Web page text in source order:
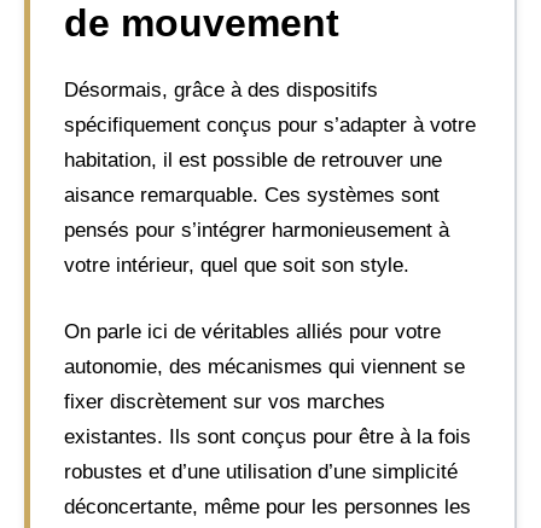
de mouvement
Désormais, grâce à des dispositifs
spécifiquement conçus pour s’adapter à votre
habitation, il est possible de retrouver une
aisance remarquable. Ces systèmes sont
pensés pour s’intégrer harmonieusement à
votre intérieur, quel que soit son style.
On parle ici de véritables alliés pour votre
autonomie, des mécanismes qui viennent se
fixer discrètement sur vos marches
existantes. Ils sont conçus pour être à la fois
robustes et d’une utilisation d’une simplicité
déconcertante, même pour les personnes les